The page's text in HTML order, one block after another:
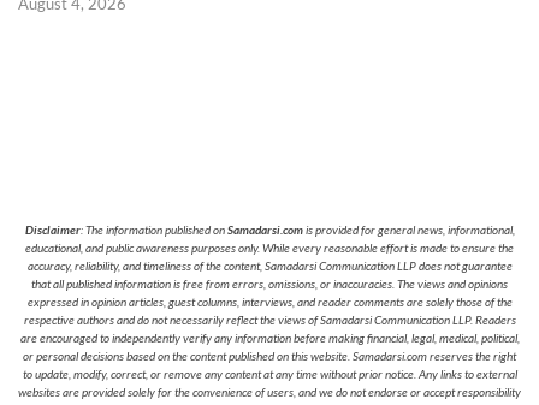
Disclaimer: The information published onSamadarsi.comis provided for general news, informational,
educational, and public awareness purposes only. While every reasonable effort is made to ensure the
accuracy, reliability, and timeliness of the content, Samadarsi Communication LLP does not guarantee
that all published information is free from errors, omissions, or inaccuracies. The views and opinions
expressed in opinion articles, guest columns, interviews, and reader comments are solely those of the
respective authors and do not necessarily reflect the views of Samadarsi Communication LLP. Readers
are encouraged to independently verify any information before making financial, legal, medical, political,
or personal decisions based on the content published on this website. Samadarsi.com reserves the right
to update, modify, correct, or remove any content at any time without prior notice. Any links to external
websites are provided solely for the convenience of users, and we do not endorse or accept responsibility